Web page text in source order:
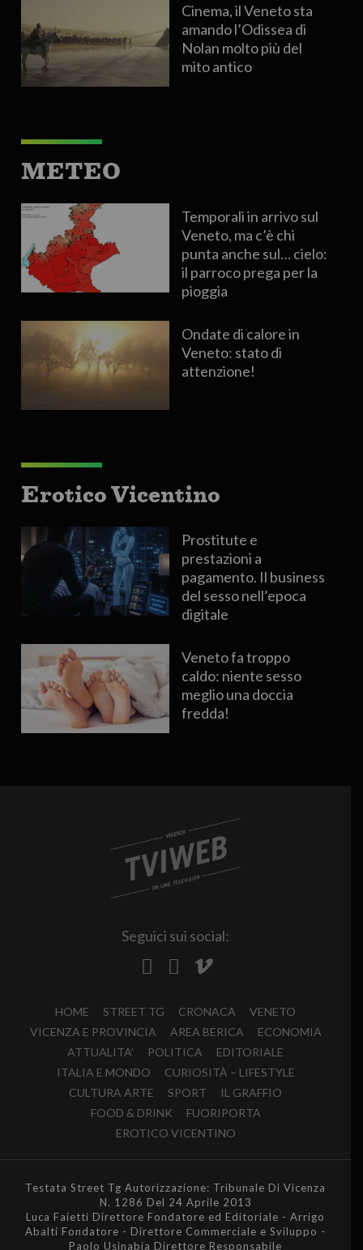
Cinema, il Veneto sta
amando l’Odissea di
Nolan molto più del
mito antico
METEO
Temporali in arrivo sul
Veneto, ma c’è chi
punta anche sul… cielo:
il parroco prega per la
pioggia
Ondate di calore in
Veneto: stato di
attenzione!
Erotico Vicentino
Prostitute e
prestazioni a
pagamento. Il business
del sesso nell’epoca
digitale
Veneto fa troppo
caldo: niente sesso
meglio una doccia
fredda!
Seguici sui social:
HOME STREET TG CRONACA
VENETO
VICENZA E PROVINCIA
AREA BERICA
ECONOMIA
ATTUALITA’
POLITICA
EDITORIALE
ITALIA E MONDO
CURIOSITÀ – LIFESTYLE
CULTURA ARTE
SPORT
IL GRAFFIO
FOOD & DRINK
FUORIPORTA
EROTICO VICENTINO
Testata Street Tg Autorizzazione: Tribunale Di Vicenza
N. 1286 Del 24 Aprile 2013
Luca Faietti Direttore Fondatore ed Editoriale - Arrigo
Abalti Fondatore - Direttore Commerciale e Sviluppo -
Paolo Usinabia Direttore Responsabile